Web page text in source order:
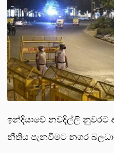
ඉන්දියාවේ නවදිල්ලි නුවරට
නීතිය පැනවීමට නගර